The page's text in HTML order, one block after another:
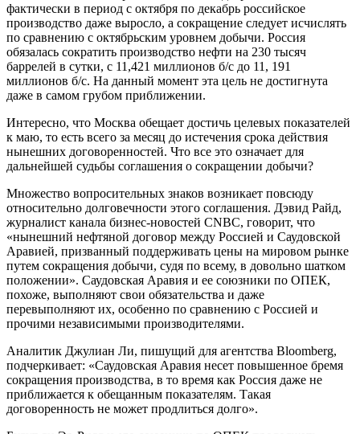
фактически в период с октября по декабрь российское
производство даже выросло, а сокращение следует исчислять
по сравнению с октябрьским уровнем добычи. Россия
обязалась сократить производство нефти на 230 тысяч
баррелей в сутки, с 11,421 миллионов б/с до 11, 191
миллионов б/с. На данный момент эта цель не достигнута
даже в самом грубом приближении.
Интересно, что Москва обещает достичь целевых показателей
к маю, то есть всего за месяц до истечения срока действия
нынешних договоренностей. Что все это означает для
дальнейшей судьбы соглашения о сокращении добычи?
Множество вопросительных знаков возникает повсюду
относительно долговечности этого соглашения. Дэвид Райд,
журналист канала бизнес-новостей CNBC, говорит, что
«нынешний нефтяной договор между Россией и Саудовской
Аравией, призванный поддерживать цены на мировом рынке
путем сокращения добычи, судя по всему, в довольно шатком
положении». Саудовская Аравия и ее союзники по ОПЕК,
похоже, выполняют свои обязательства и даже
перевыполняют их, особенно по сравнению с Россией и
прочими независимыми производителями.
Аналитик Джулиан Ли, пишущий для агентства Bloomberg,
подчеркивает: «Саудовская Аравия несет повышенное бремя
сокращения производства, в то время как Россия даже не
приближается к обещанным показателям. Такая
договоренность не может продлиться долго».